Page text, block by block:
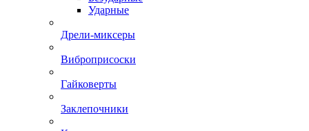
Ударные
Дрели-миксеры
Виброприсоски
Гайковерты
Заклепочники